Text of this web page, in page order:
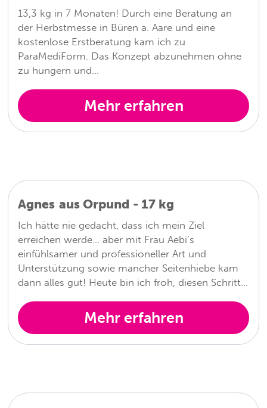
13,3 kg in 7 Monaten! Durch eine Beratung an
der Herbstmesse in Büren a. Aare und eine
kostenlose Erstberatung kam ich zu
ParaMediForm. Das Konzept abzunehmen ohne
zu hungern und…
Mehr erfahren
Agnes aus Orpund - 17kg
Ich hätte nie gedacht, dass ich mein Ziel
erreichen werde… aber mit Frau Aebi’s
einfühlsamer und professioneller Art und
Unterstützung sowie mancher Seitenhiebe kam
dann alles gut! Heute bin ich froh, diesen Schritt…
Mehr erfahren